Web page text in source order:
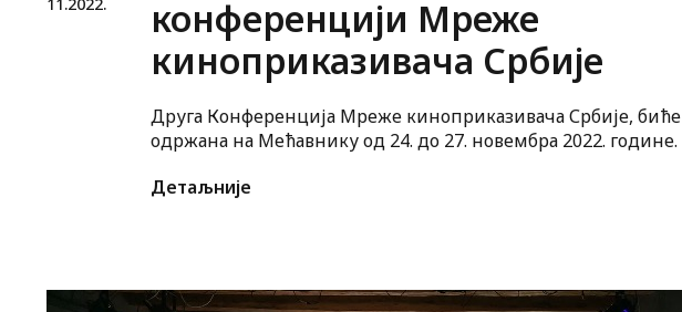
конференцији Мреже
киноприказивача Србије
Друга Конференција Мреже киноприказивача Србије, биће
одржана на Мећавнику од 24. до 27. новембра 2022. године.
Детаљније